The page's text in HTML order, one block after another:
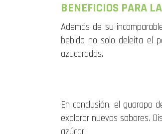
BENEFICIOS PARA
Además de su
bebida no solo deleita el
azucaradas.
En conclusión, el guarapo
explorar nuevos sabores.